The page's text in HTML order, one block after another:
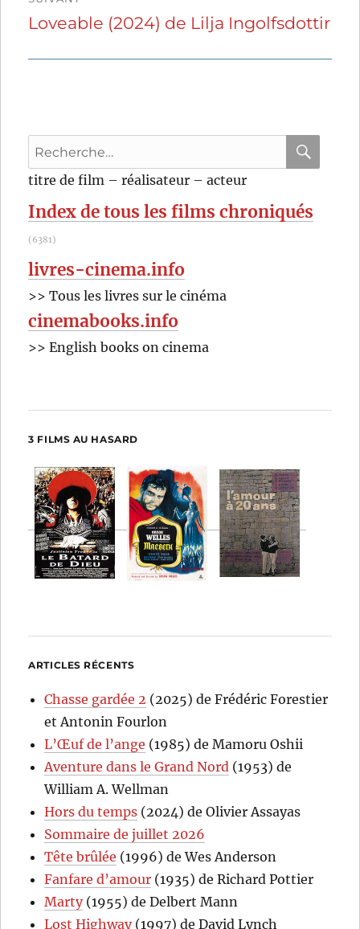
Publication
Loveable (2024) de Lilja Ingolfsdottir
Recherche
pour
:
titre de film – réalisateur – acteur
Index de tous les films chroniqués
(6381)
livres-cinema.info
>> Tous les livres sur le cinéma
cinemabooks.info
>> English books on cinema
3 FILMS AU HASARD
ARTICLES RÉCENTS
Chasse gardée 2 (2025) de Frédéric Forestier
et Antonin Fourlon
L’Œuf de l’ange (1985) de Mamoru Oshii
Aventure dans le Grand Nord (1953) de
William A. Wellman
Hors du temps (2024) de Olivier Assayas
Sommaire de juillet 2026
Tête brûlée (1996) de Wes Anderson
Fanfare d’amour (1935) de Richard Pottier
Marty(1955) de Delbert Mann
Lost Highway(1997) de David Lynch